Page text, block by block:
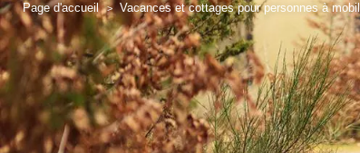
Page d'accueil Vacances et cottages pour personnes à